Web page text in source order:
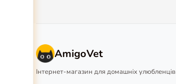
AmigoVet
Інтернет-магазин для домашніх улюбленців